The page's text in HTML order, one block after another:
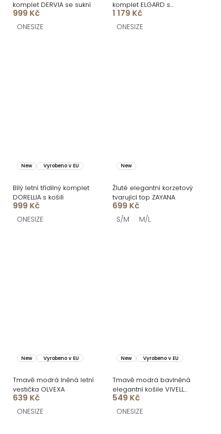
komplet DERVIA se sukní
999 Kč
ONESIZE
komplet ELGARD s
kalhotami
1 179 Kč
ONESIZE
New Vyrobeno v EU
Bílý letní třídílný komplet
DORELLIA s košilí
999 Kč
ONESIZE
New
Žluté elegantní korzetový
tvarující top ZAYANA
699 Kč
S/M M/L
New Vyrobeno v EU
Tmavě modrá lněná letní
vestička OLVEXA
639 Kč
ONESIZE
New Vyrobeno v EU
Tmavě modrá bavlněná
elegantní košile VIVELL
bez rukávů
549 Kč
ONESIZE